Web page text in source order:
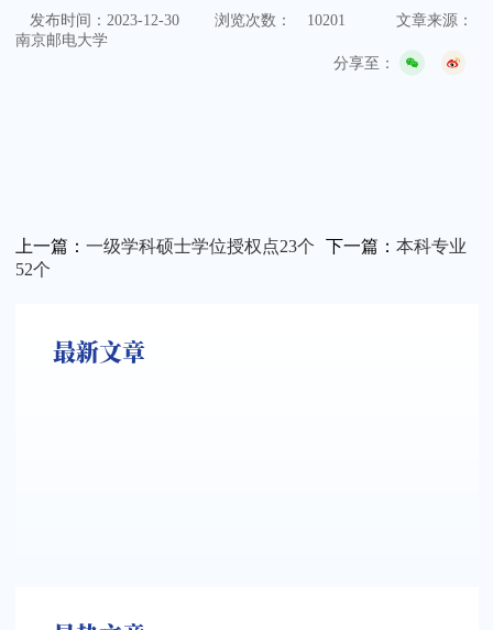
发布时间：2023-12-30 浏览次数： 10201
文章来源：
南京邮电大学
分享至：
上一篇： 一级学科硕士学位授权点23个 下一篇： 本科专业
52个
最新文章